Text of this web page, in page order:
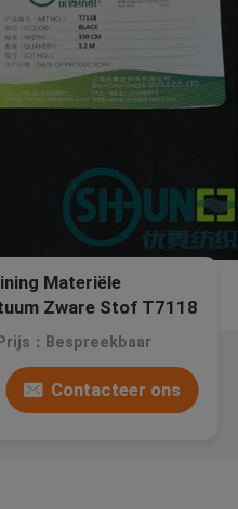
Materiële
Zware Stof T7118
Prijs：Bespreekbaar
Contacteer ons